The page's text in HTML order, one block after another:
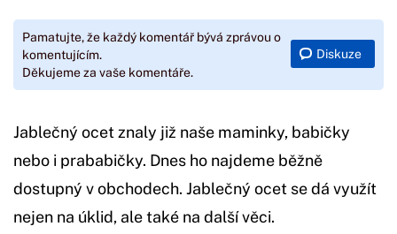
Pamatujte, že každý komentář bývá zprávou o
komentujícím.
Děkujeme za vaše komentáře.
Diskuze
Jablečný ocet znaly již naše maminky, babičky
nebo i prababičky. Dnes ho najdeme běžně
dostupný v obchodech. Jablečný ocet se dá využít
nejen na úklid, ale také na další věci.